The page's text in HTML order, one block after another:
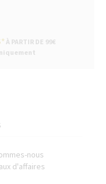
À PARTIR DE 99€
nous
d'affaires